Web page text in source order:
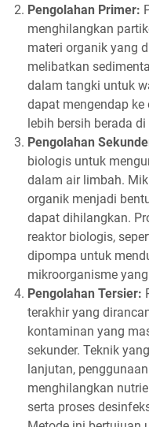
Pengolahan Primer:
menghilangkan
materi organik yang
melibatkan
dalam tangki untuk
dapat mengendap ke
lebih bersih berada di
Pengolahan
biologis untuk
dalam air limbah.
organik menjadi
dapat dihilangkan.
reaktor biologis,
dipompa untuk
mikroorganisme
Pengolahan Tersier:
terakhir yang
kontaminan yang
sekunder. Teknik
lanjutan,
menghilangkan
serta proses